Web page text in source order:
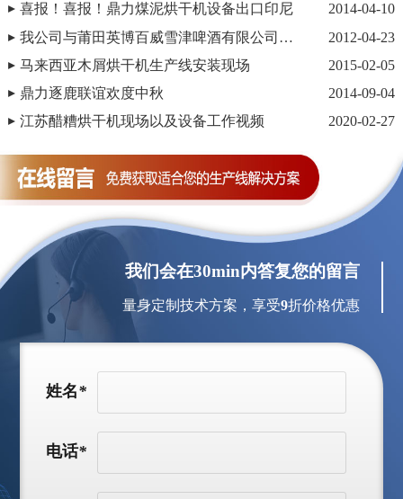
喜报！喜报！鼎力煤泥烘干机设备出口印尼
2014-04-10
我公司与莆田英博百威雪津啤酒有限公司顺利签订年产50万吨麦糟烘干项目合同|麦糟烘干机|干燥设备
2012-04-23
马来西亚木屑烘干机生产线安装现场
2015-02-05
鼎力逐鹿联谊欢度中秋
2014-09-04
江苏醋糟烘干机现场以及设备工作视频
2020-02-27
我们会在30min内答复您的留言
量身定制技术方案，享受9折价格优惠
姓名*
电话*